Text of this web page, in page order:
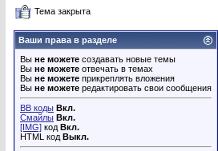
Тема закрыта
Ваши права в разделе
Вы не можете создавать новые темы
Вы не можете отвечать в темах
Вы не можете прикреплять вложения
Вы не можете редактировать свои сообщения
BB коды Вкл.
Смайлы Вкл.
[IMG] код Вкл.
HTML код Выкл.